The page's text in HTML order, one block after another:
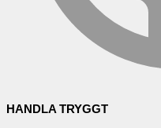
HANDLA TRYGGT